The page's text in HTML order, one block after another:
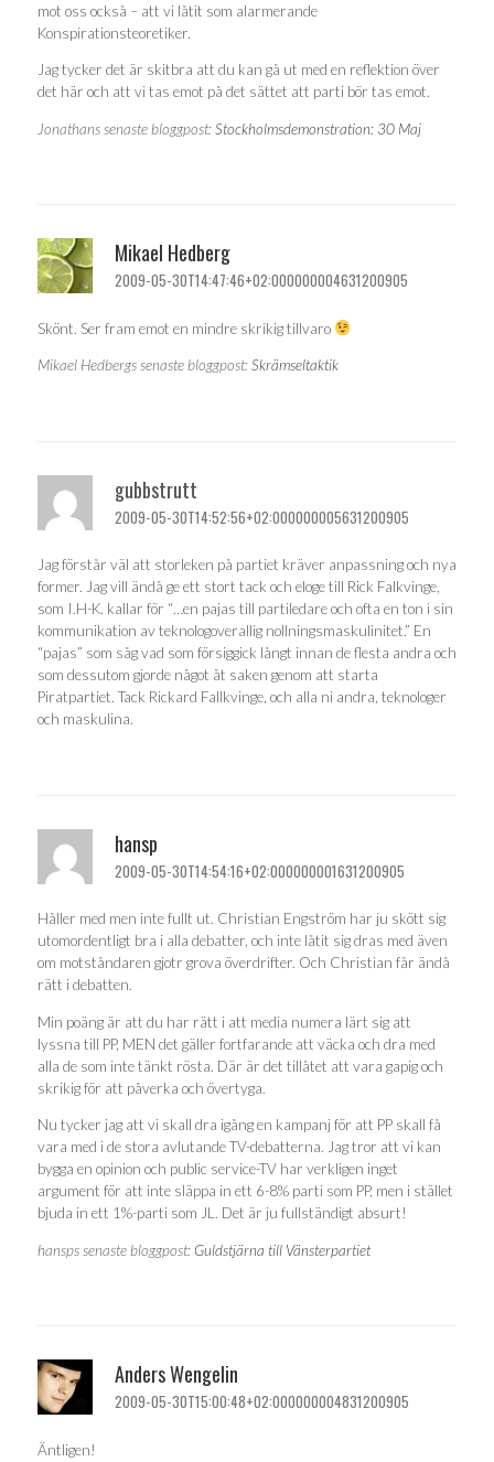
mot oss också – att vi låtit som alarmerande
Konspirationsteoretiker.
Jag tycker det är skitbra att du kan gå ut med en reflektion över
det här och att vi tas emot på det sättet att parti bör tas emot.
Jonathans senaste bloggpost:Stockholmsdemonstration: 30 Maj
Mikael Hedberg
2009-05-30T14:47:46+02:000000004631200905
Skönt. Ser fram emot en mindre skrikig tillvaro
Mikael Hedbergs senaste bloggpost:Skrämseltaktik
gubbstrutt
2009-05-30T14:52:56+02:000000005631200905
Jag förstår väl att storleken på partiet kräver anpassning och nya
former. Jag vill ändå ge ett stort tack och eloge till Rick Falkvinge,
som I.H-K. kallar för “…en pajas till partiledare och ofta en ton i sin
kommunikation av teknologoverallig nollningsmaskulinitet.” En
“pajas” som såg vad som försiggick långt innan de flesta andra och
som dessutom gjorde något åt saken genom att starta
Piratpartiet. Tack Rickard Fallkvinge, och alla ni andra, teknologer
och maskulina.
hansp
2009-05-30T14:54:16+02:000000001631200905
Håller med men inte fullt ut. Christian Engström har ju skött sig
utomordentligt bra i alla debatter, och inte låtit sig dras med även
om motståndaren gjotr grova överdrifter. Och Christian får ändå
rätt i debatten.
Min poäng är att du har rätt i att media numera lärt sig att
lyssna till PP, MEN det gäller fortfarande att väcka och dra med
alla de som inte tänkt rösta. Där är det tillåtet att vara gapig och
skrikig för att påverka och övertyga.
Nu tycker jag att vi skall dra igång en kampanj för att PP skall få
vara med i de stora avlutande TV-debatterna. Jag tror att vi kan
bygga en opinion och public service-TV har verkligen inget
argument för att inte släppa in ett 6-8% parti som PP, men i stället
bjuda in ett 1%-parti som JL. Det är ju fullständigt absurt!
hansps senaste bloggpost: Guldstjärna till Vänsterpartiet
Anders Wengelin
2009-05-30T15:00:48+02:000000004831200905
Äntligen!